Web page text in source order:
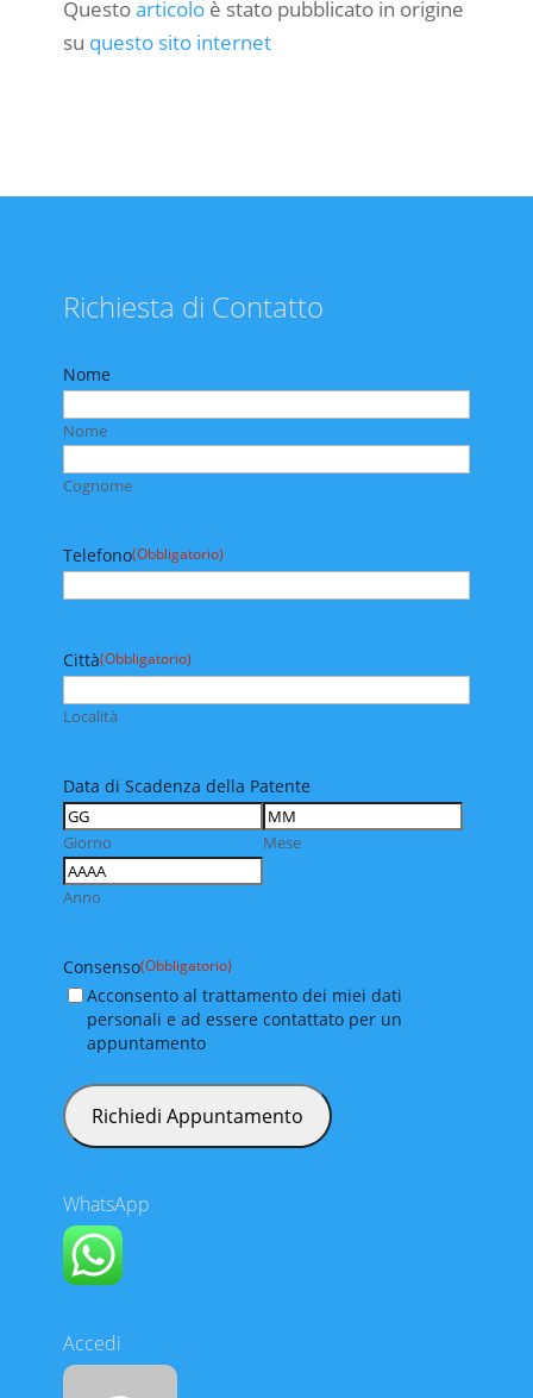
Questoarticoloè stato pubblicato in origine
su questo sito internet
Richiesta di Contatto
Nome
Nome
Cognome
Telefono(Obbligatorio)
Città(Obbligatorio)
Località
Data di Scadenza della Patente
Giorno Mese
Anno
Consenso(Obbligatorio)
Acconsento al trattamento dei miei dati
personali e ad essere contattato per un
appuntamento
WhatsApp
Accedi